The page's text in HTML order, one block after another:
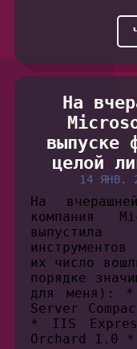
На
выпуске
целой
14 ЯНВ.
На
компания
их число
порядке
для меня): *
Server
* IIS
Orchard 1.0 *